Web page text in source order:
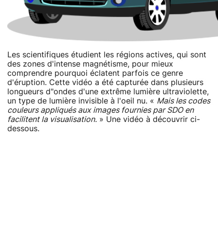
Les scientifiques étudient les régions actives, qui sont
des zones d'intense magnétisme, pour mieux
comprendre pourquoi éclatent parfois ce genre
d'éruption. Cette vidéo a été capturée dans plusieurs
longueurs d"ondes d'une extrême lumière ultraviolette,
un type de lumière invisible à l'oeil nu. « Mais les codes
couleurs appliqués aux images fournies par SDO en
facilitent la visualisation. » Une vidéo à découvrir ci-
dessous.